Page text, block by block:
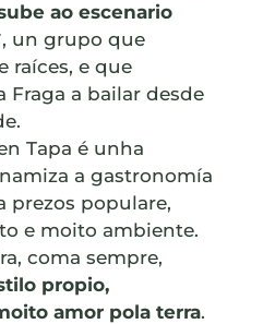
ao escenario
un grupo que
raíces, e que
Fraga a bailar desde
Tapa é unha
a gastronomía
prezos populare,
e moito ambiente.
coma sempre,
propio,
amor pola terra.